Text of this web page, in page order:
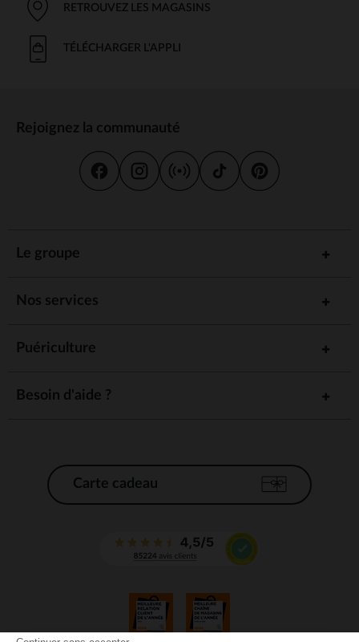
RETROUVEZ LES MAGASINS
TÉLÉCHARGER L'APPLI
Rejoignez la communauté
Le groupe
Nos services
Puériculture
Besoin d'aide ?
Carte cadeau